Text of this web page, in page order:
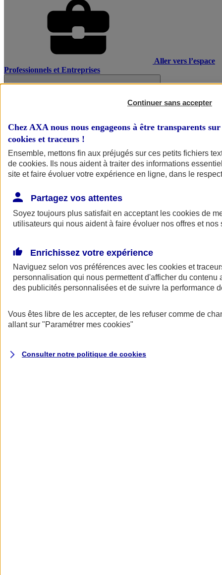
Aller vers l’espace
Professionnels et Entreprises
AXA Assurance
Continuer sans accepter
Chez AXA nous nous engageons à être transparents
cookies et traceurs !
Ensemble, mettons fin aux préjugés sur ces petits fichiers
de cookies. Ils nous aident à traiter des informations
site et faire évoluer votre expérience en ligne, dans le
Partagez vos attentes
Soyez toujours plus satisfait en acceptant les cookies de
utilisateurs qui nous aident à faire évoluer nos offres et nos
Enrichissez votre expérience
Naviguez selon vos préférences avec les cookies et
personnalisation qui nous permettent d'afficher du contenu
des publicités personnalisées et de suivre la performance
Vous êtes libre de les accepter, de les refuser comme de
allant sur "Paramétrer mes cookies"
Consulter notre politique de cookies